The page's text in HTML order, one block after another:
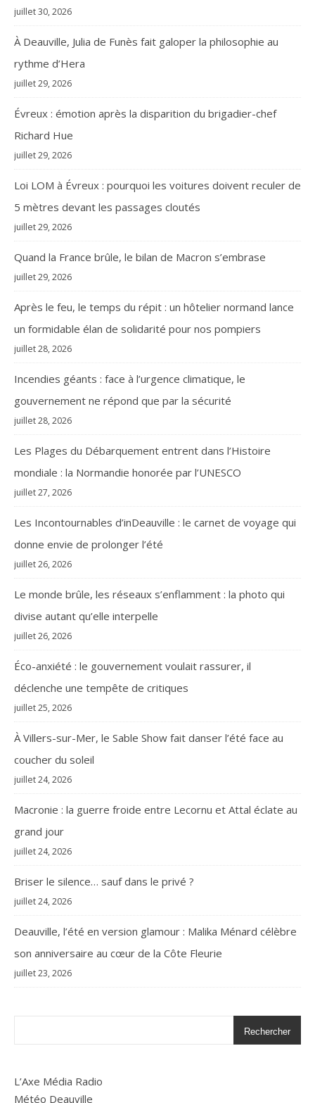
juillet 30, 2026
À Deauville, Julia de Funès fait galoper la philosophie au
rythme d’Hera
juillet 29, 2026
Évreux : émotion après la disparition du brigadier-chef
Richard Hue
juillet 29, 2026
Loi LOM à Évreux : pourquoi les voitures doivent reculer de
5 mètres devant les passages cloutés
juillet 29, 2026
Quand la France brûle, le bilan de Macron s’embrase
juillet 29, 2026
Après le feu, le temps du répit : un hôtelier normand lance
un formidable élan de solidarité pour nos pompiers
juillet 28, 2026
Incendies géants : face à l’urgence climatique, le
gouvernement ne répond que par la sécurité
juillet 28, 2026
Les Plages du Débarquement entrent dans l’Histoire
mondiale : la Normandie honorée par l’UNESCO
juillet 27, 2026
Les Incontournables d’inDeauville : le carnet de voyage qui
donne envie de prolonger l’été
juillet 26, 2026
Le monde brûle, les réseaux s’enflamment : la photo qui
divise autant qu’elle interpelle
juillet 26, 2026
Éco-anxiété : le gouvernement voulait rassurer, il
déclenche une tempête de critiques
juillet 25, 2026
À Villers-sur-Mer, le Sable Show fait danser l’été face au
coucher du soleil
juillet 24, 2026
Macronie : la guerre froide entre Lecornu et Attal éclate au
grand jour
juillet 24, 2026
Briser le silence… sauf dans le privé ?
juillet 24, 2026
Deauville, l’été en version glamour : Malika Ménard célèbre
son anniversaire au cœur de la Côte Fleurie
juillet 23, 2026
Rechercher
L’Axe Média Radio
Météo Deauville